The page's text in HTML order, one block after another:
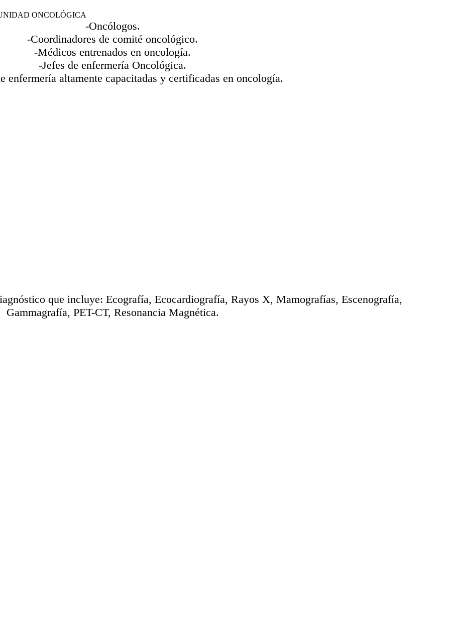
ONCOLÓGICA
-Oncólogos.
-Coordinadores de comité oncológico.
-Médicos entrenados en oncología.
-Jefes de enfermería Oncológica.
enfermería altamente capacitadas y certificadas en oncología.
que incluye: Ecografía, Ecocardiografía, Rayos X, Mamografías, Escenografía,
Gammagrafía, PET-CT, Resonancia Magnética.